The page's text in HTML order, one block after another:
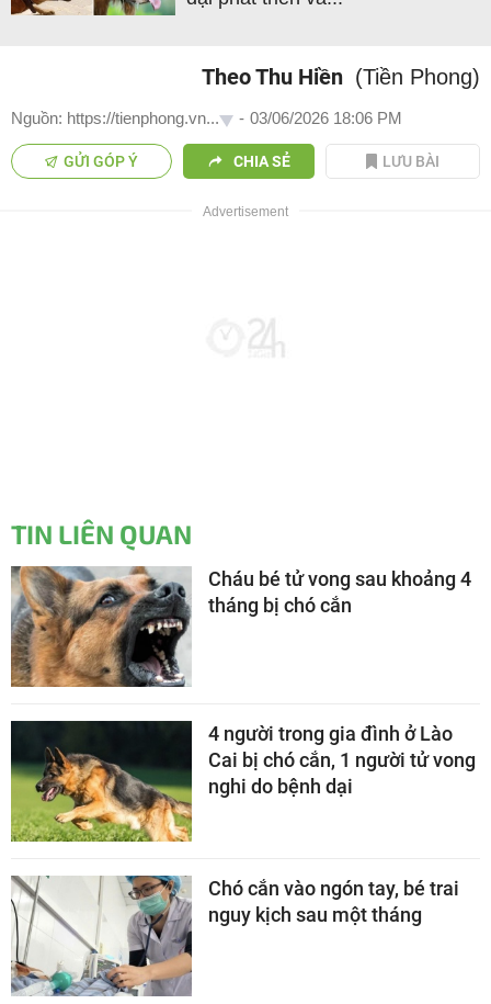
Theo Thu Hiền (Tiền Phong)
Nguồn: https://tienphong.vn... - 03/06/2026 18:06 PM
GỬI GÓP Ý CHIA SẺ LƯU BÀI
TIN LIÊN QUAN
Cháu bé tử vong sau khoảng 4
tháng bị chó cắn
4 người trong gia đình ở Lào
Cai bị chó cắn, 1 người tử vong
nghi do bệnh dại
Chó cắn vào ngón tay, bé trai
nguy kịch sau một tháng